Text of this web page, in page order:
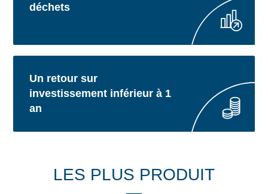
déchets
Un retour sur
investissement inférieur à 1
an
LES PLUS PRODUIT